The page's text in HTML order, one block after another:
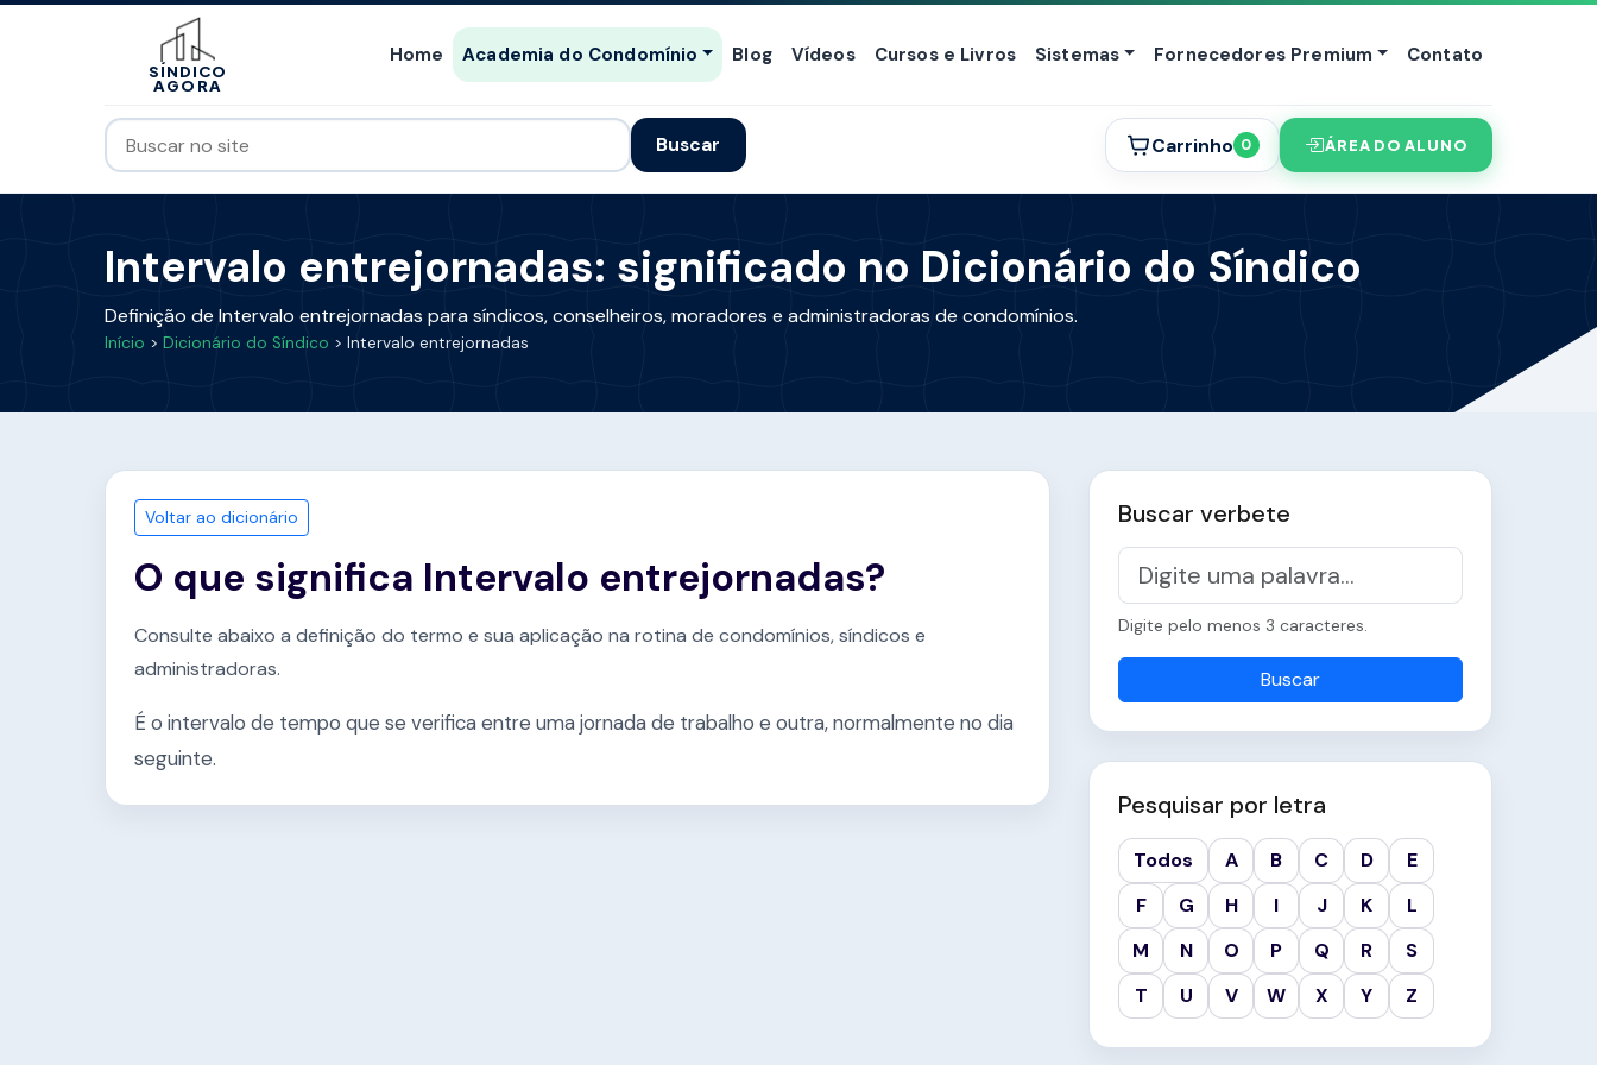
SÍNDICO
AGORA
Home Academia do Condomínio Blog Vídeos Cursos e Livros Sistemas Fornecedores Premium Contato
Buscar Carrinho 0 ÁREA DO ALUNO
Intervalo entrejornadas: significado no Dicionário do Síndico
Definição de Intervalo entrejornadas para síndicos, conselheiros, moradores e administradoras de condomínios.
Início > Dicionário do Síndico > Intervalo entrejornadas
Voltar ao dicionário
O que significa Intervalo entrejornadas?
Consulte abaixo a definição do termo e sua aplicação na rotina de condomínios, síndicos e
administradoras.
É o intervalo de tempo que se verifica entre uma jornada de trabalho e outra, normalmente no dia
seguinte.
Buscar verbete
Digite pelo menos 3 caracteres.
Buscar
Pesquisar por letra
Todos A B C D
E
F
G H I J K
L
M
N O P Q R
S
T
U V W X Y Z